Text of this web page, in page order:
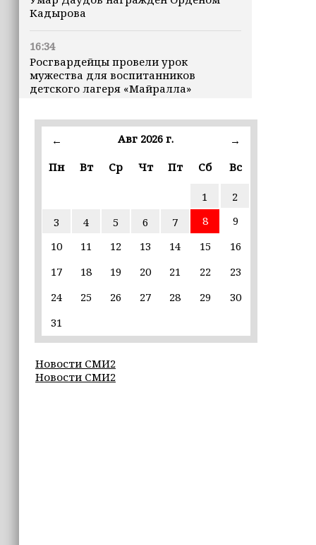
Кадырова
16:34
Росгвардейцы провели урок
мужества для воспитанников
детского лагеря «Майралла»
16:30
Дмитрий Чернышенко: Внутренний
въездной — на 20,1%
Из бюджета Чечни дополнительно
выделено 505 млн рублей
пострадавшим от паводков
15:35
— стать большой
Избирательные участки Шатоя
готовы к приёму голосов
← Авг 2026 г.
→
Пн
Вт Ср Чт Пт Сб Вс
1
2
3
4 5 6 7 8
9
10
11 12 13 14 15
16
17
18 19 20 21 22
23
24
25 26 27 28 29
30
31
Новости СМИ2
Новости СМИ2